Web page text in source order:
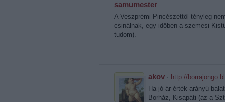
samumester
A Veszprémi Pincészettől tényleg
csinálnak, egy időben a szemesi
tudom).
akov · http://
Ha jó ár-érték arányú
Borház, Kisapáti (az a